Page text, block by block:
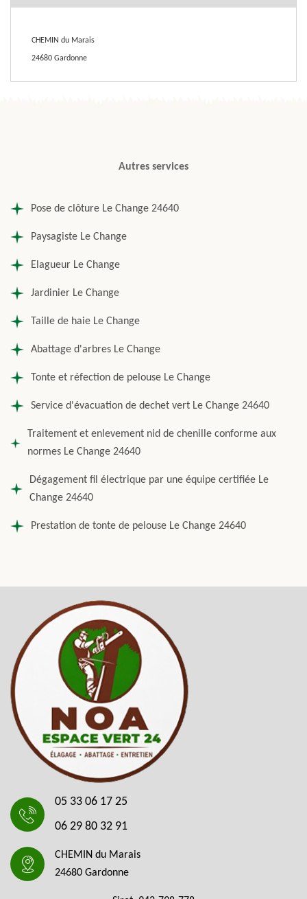
CHEMIN du Marais
24680 Gardonne
Autres services
Pose de clôture Le Change 24640
Paysagiste Le Change
Elagueur Le Change
Jardinier Le Change
Taille de haie Le Change
Abattage d'arbres Le Change
Tonte et réfection de pelouse Le Change
Service d'évacuation de dechet vert Le Change 24640
Traitement et enlevement nid de chenille conforme aux
normes Le Change 24640
Dégagement fil électrique par une équipe certifiée Le
Change 24640
Prestation de tonte de pelouse Le Change 24640
05 33 06 17 25
06 29 80 32 91
CHEMIN du Marais
24680 Gardonne